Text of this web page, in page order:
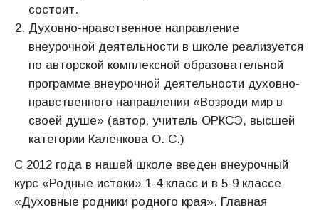
состоит.
Духовно-нравственное направление
внеурочной деятельности в школе реализуется
по авторской комплексной образовательной
программе внеурочной деятельности духовно-
нравственного направления «Возроди мир в
своей душе» (автор, учитель ОРКСЭ, высшей
категории Калёнкова О. С.)
С 2012 года в нашей школе введен внеурочный
курс «Родные истоки» 1-4 класс и в 5-9 классе
«Духовные родники родного края». Главная